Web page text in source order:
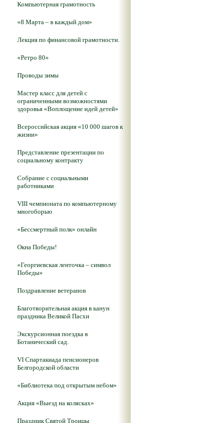
Компьютерная грамотность
«8 Марта – в каждый дом»
Лекция по финансовой грамотности.
«Ретро 80»
Проводы зимы
Мастер класс для детей с
ограниченными возможностями
здоровья «Воплощение идей детей»
Всероссийская акция «10 000 шагов к
жизни»
Представление презентации по
социальному контракту
Собрание с социальными
работниками
VIII чемпионата по компьютерному
многоборью
«Бессмертный полк» онлайн
Окна Победы!
«Георгиевская ленточка – символ
Победы»
Поздравление ветеранов
Благотворительная акция в канун
праздника Великой Пасхи
Экскурсионная поездка в
Ботанический сад.
VI Спартакиада пенсионеров
Белгородской области
«Библиотека под открытым небом»
Акция «Выезд на колясках»
Праздник Святой Троицы